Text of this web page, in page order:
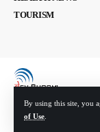
By using this site, you
of Use
TOURISM
© Devbhoomi